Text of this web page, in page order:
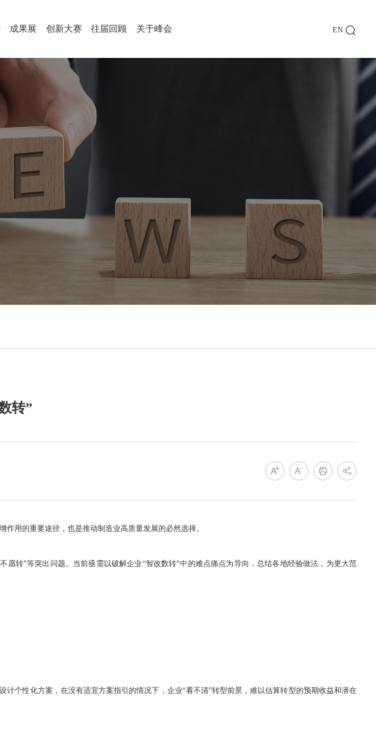
EN
成果展 创新大赛 往届回顾 关于峰会
转”
用的重要途径，也是推动制造业高质量发展的必然选择。
转”等突出问题。当前亟需以破解企业“智改数转”中的难点痛点为导向，总结各地经验做法，为更大范
个性化方案，在没有适宜方案指引的情况下，企业“看不清”转型前景，难以估算转型的预期收益和潜在